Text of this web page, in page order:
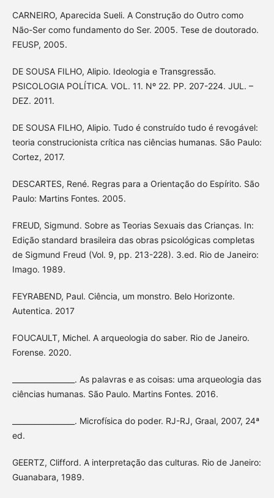
CARNEIRO, Aparecida Sueli. A Construção do Outro como
Não-Ser como fundamento do Ser. 2005. Tese de doutorado.
FEUSP, 2005.
DE SOUSA FILHO, Alipio. Ideologia e Transgressão.
PSICOLOGIA POLÍTICA. VOL. 11. Nº 22. PP. 207-224. JUL. –
DEZ. 2011.
DE SOUSA FILHO, Alipio. Tudo é construído tudo é revogável:
teoria construcionista crítica nas ciências humanas. São Paulo:
Cortez, 2017.
DESCARTES, René. Regras para a Orientação do Espírito. São
Paulo: Martins Fontes. 2005.
FREUD, Sigmund. Sobre as Teorias Sexuais das Crianças. In:
Edição standard brasileira das obras psicológicas completas
de Sigmund Freud (Vol. 9, pp. 213-228). 3.ed. Rio de Janeiro:
Imago. 1989.
FEYRABEND, Paul. Ciência, um monstro. Belo Horizonte.
Autentica. 2017
FOUCAULT, Michel. A arqueologia do saber. Rio de Janeiro.
Forense. 2020.
_________________. As palavras e as coisas: uma arqueologia das
ciências humanas. São Paulo. Martins Fontes. 2016.
_________________. Microfísica do poder. RJ-RJ, Graal, 2007, 24ª
ed.
GEERTZ, Clifford. A interpretação das culturas. Rio de Janeiro:
Guanabara, 1989.